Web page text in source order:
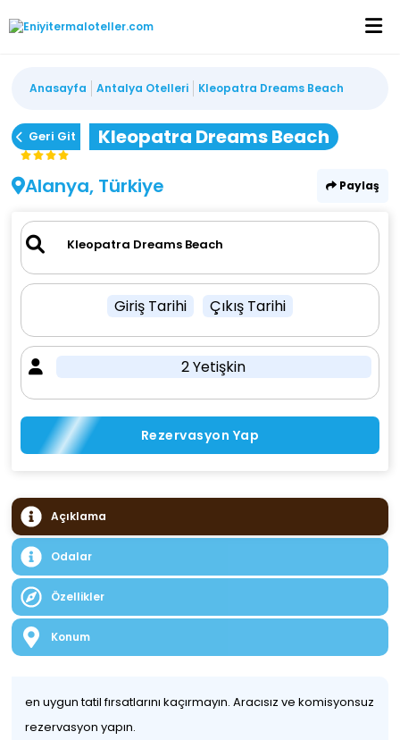
Anasayfa Antalya Otelleri Kleopatra Dreams Beach
Geri Git
Kleopatra Dreams Beach
Alanya, Türkiye
Paylaş
Giriş Tarihi Çıkış Tarihi
2 Yetişkin
Rezervasyon Yap
Açıklama
Odalar
Özellikler
Konum
en uygun tatil fırsatlarını kaçırmayın. Aracısız ve komisyonsuz
rezervasyon yapın.